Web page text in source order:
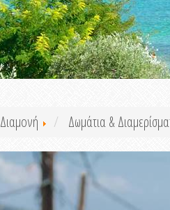
Διαμονή Δωμάτια &